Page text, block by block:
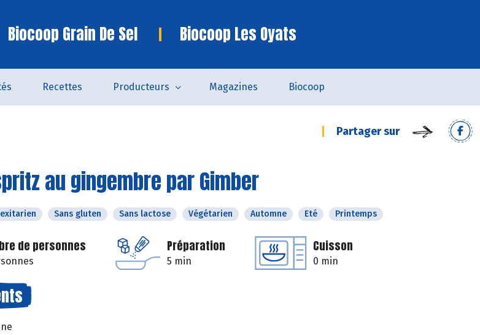
Biocoop Grain De Sel Biocoop Les Oyats
Recettes Producteurs Magazines Biocoop
Partager sur
au gingembre par Gimber
Sans gluten Sans lactose Végétarien Automne Eté Printemps
de personnes Préparation
5 min
Cuisson
0 min